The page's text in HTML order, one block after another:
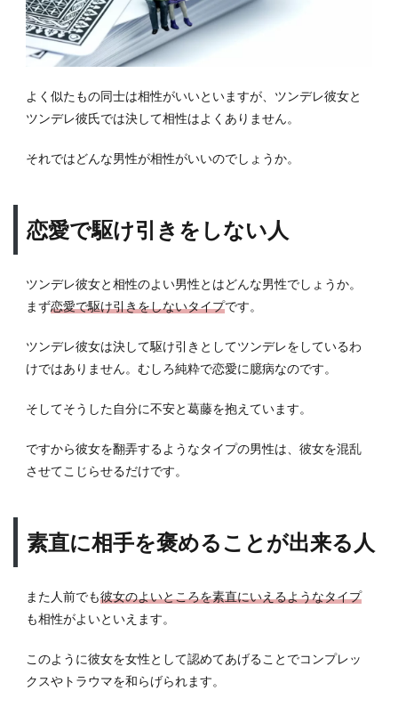
よく似たもの同士は相性がいいといますが、ツンデレ彼女と
ツンデレ彼氏では決して相性はよくありません。
それではどんな男性が相性がいいのでしょうか。
恋愛で駆け引きをしない人
ツンデレ彼女と相性のよい男性とはどんな男性でしょうか。
まず恋愛で駆け引きをしないタイプです。
ツンデレ彼女は決して駆け引きとしてツンデレをしているわ
けではありません。むしろ純粋で恋愛に臆病なのです。
そしてそうした自分に不安と葛藤を抱えています。
ですから彼女を翻弄するようなタイプの男性は、彼女を混乱
させてこじらせるだけです。
素直に相手を褒めることが出来る人
また人前でも彼女のよいところを素直にいえるようなタイプ
も相性がよいといえます。
このように彼女を女性として認めてあげることでコンプレッ
クスやトラウマを和らげられます。